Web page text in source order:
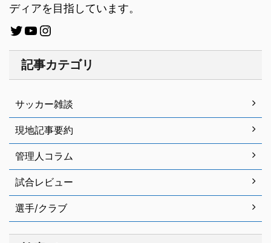
ディアを目指しています。
記事カテゴリ
サッカー雑談
現地記事要約
管理人コラム
試合レビュー
選手/クラブ